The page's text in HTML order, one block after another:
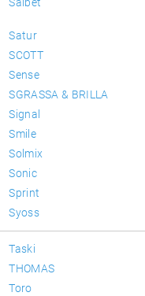
Salbet
Satur
SCOTT
Sense
SGRASSA & BRILLA
Signal
Smile
Solmix
Sonic
Sprint
Syoss
Taski
THOMAS
Toro